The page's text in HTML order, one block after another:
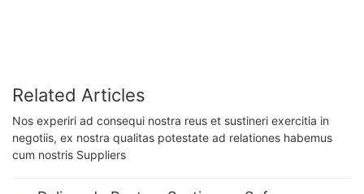
Related Articles
Nos experiri ad consequi nostra reus et sustineri exercitia in
negotiis, ex nostra qualitas potestate ad relationes habemus
cum nostris Suppliers